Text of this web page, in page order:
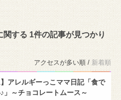
関する 1件の記事が見つかり
アクセスが多い順 / 新着順
】アレルギーっこママ日記「食で
」～チョコレートムース～